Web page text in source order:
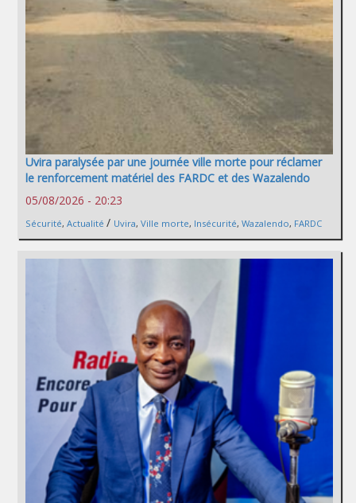
Uvira paralysée par une journée ville morte pour réclamer
le renforcement matériel des FARDC et des Wazalendo
05/08/2026 - 20:23
Sécurité, Actualité / Uvira, Ville morte, Insécurité, Wazalendo, FARDC